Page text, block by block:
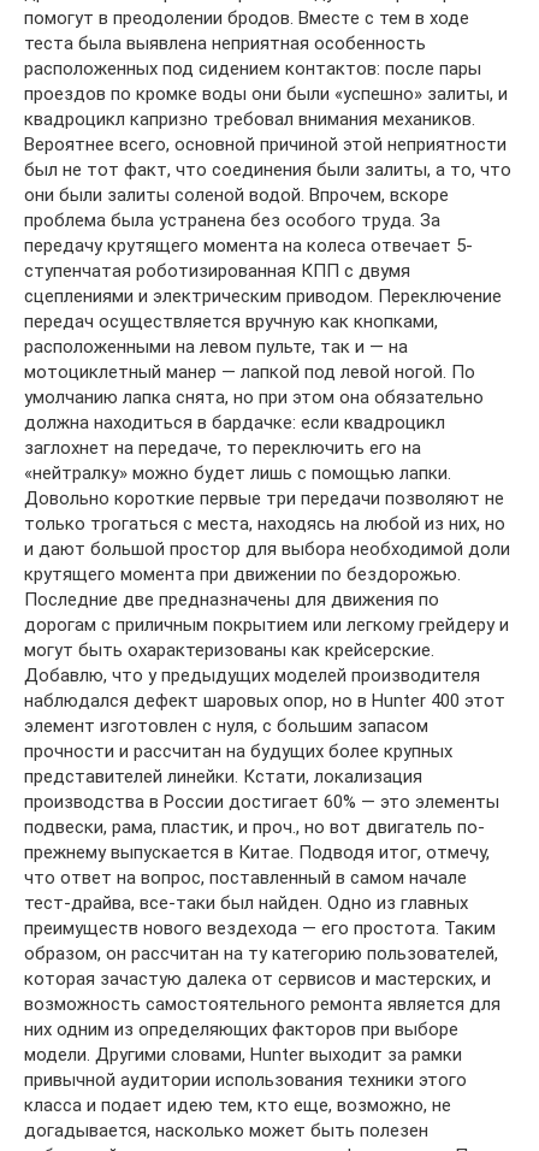
помогут в преодолении бродов. Вместе с тем в ходе
теста была выявлена неприятная особенность
расположенных под сидением контактов: после пары
проездов по кромке воды они были «успешно» залиты, и
квадроцикл капризно требовал внимания механиков.
Вероятнее всего, основной причиной этой неприятности
был не тот факт, что соединения были залиты, а то, что
они были залиты соленой водой. Впрочем, вскоре
проблема была устранена без особого труда. За
передачу крутящего момента на колеса отвечает 5-
ступенчатая роботизированная КПП с двумя
сцеплениями и электрическим приводом. Переключение
передач осуществляется вручную как кнопками,
расположенными на левом пульте, так и — на
мотоциклетный манер — лапкой под левой ногой. По
умолчанию лапка снята, но при этом она обязательно
должна находиться в бардачке: если квадроцикл
заглохнет на передаче, то переключить его на
«нейтралку» можно будет лишь с помощью лапки.
Довольно короткие первые три передачи позволяют не
только трогаться с места, находясь на любой из них, но
и дают большой простор для выбора необходимой доли
крутящего момента при движении по бездорожью.
Последние две предназначены для движения по
дорогам с приличным покрытием или легкому грейдеру и
могут быть охарактеризованы как крейсерские.
Добавлю, что у предыдущих моделей производителя
наблюдался дефект шаровых опор, но в Hunter 400 этот
элемент изготовлен с нуля, с большим запасом
прочности и рассчитан на будущих более крупных
представителей линейки. Кстати, локализация
производства в России достигает 60% — это элементы
подвески, рама, пластик, и проч., но вот двигатель по-
прежнему выпускается в Китае. Подводя итог, отмечу,
что ответ на вопрос, поставленный в самом начале
тест-драйва, все-таки был найден. Одно из главных
преимуществ нового вездехода — его простота. Таким
образом, он рассчитан на ту категорию пользователей,
которая зачастую далека от сервисов и мастерских, и
возможность самостоятельного ремонта является для
них одним из определяющих факторов при выборе
модели. Другими словами, Hunter выходит за рамки
привычной аудитории использования техники этого
класса и подает идею тем, кто еще, возможно, не
догадывается, насколько может быть полезен